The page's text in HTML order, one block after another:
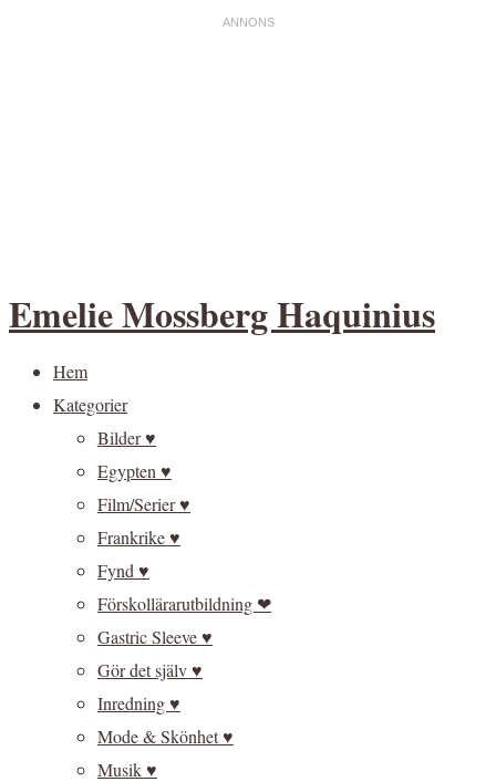
Emelie Mossberg Haquinius
Hem
Kategorier
Bilder ♥
Egypten ♥
Film/Serier ♥
Frankrike ♥
Fynd ♥
Förskollärarutbildning ❤
Gastric Sleeve ♥
Gör det själv ♥
Inredning ♥
Mode & Skönhet ♥
Musik ♥